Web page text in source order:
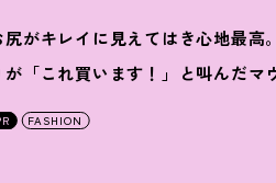
尻がキレイに見えてはき心地最高
が「これ買います ！ 」と叫んだマ
FASHION